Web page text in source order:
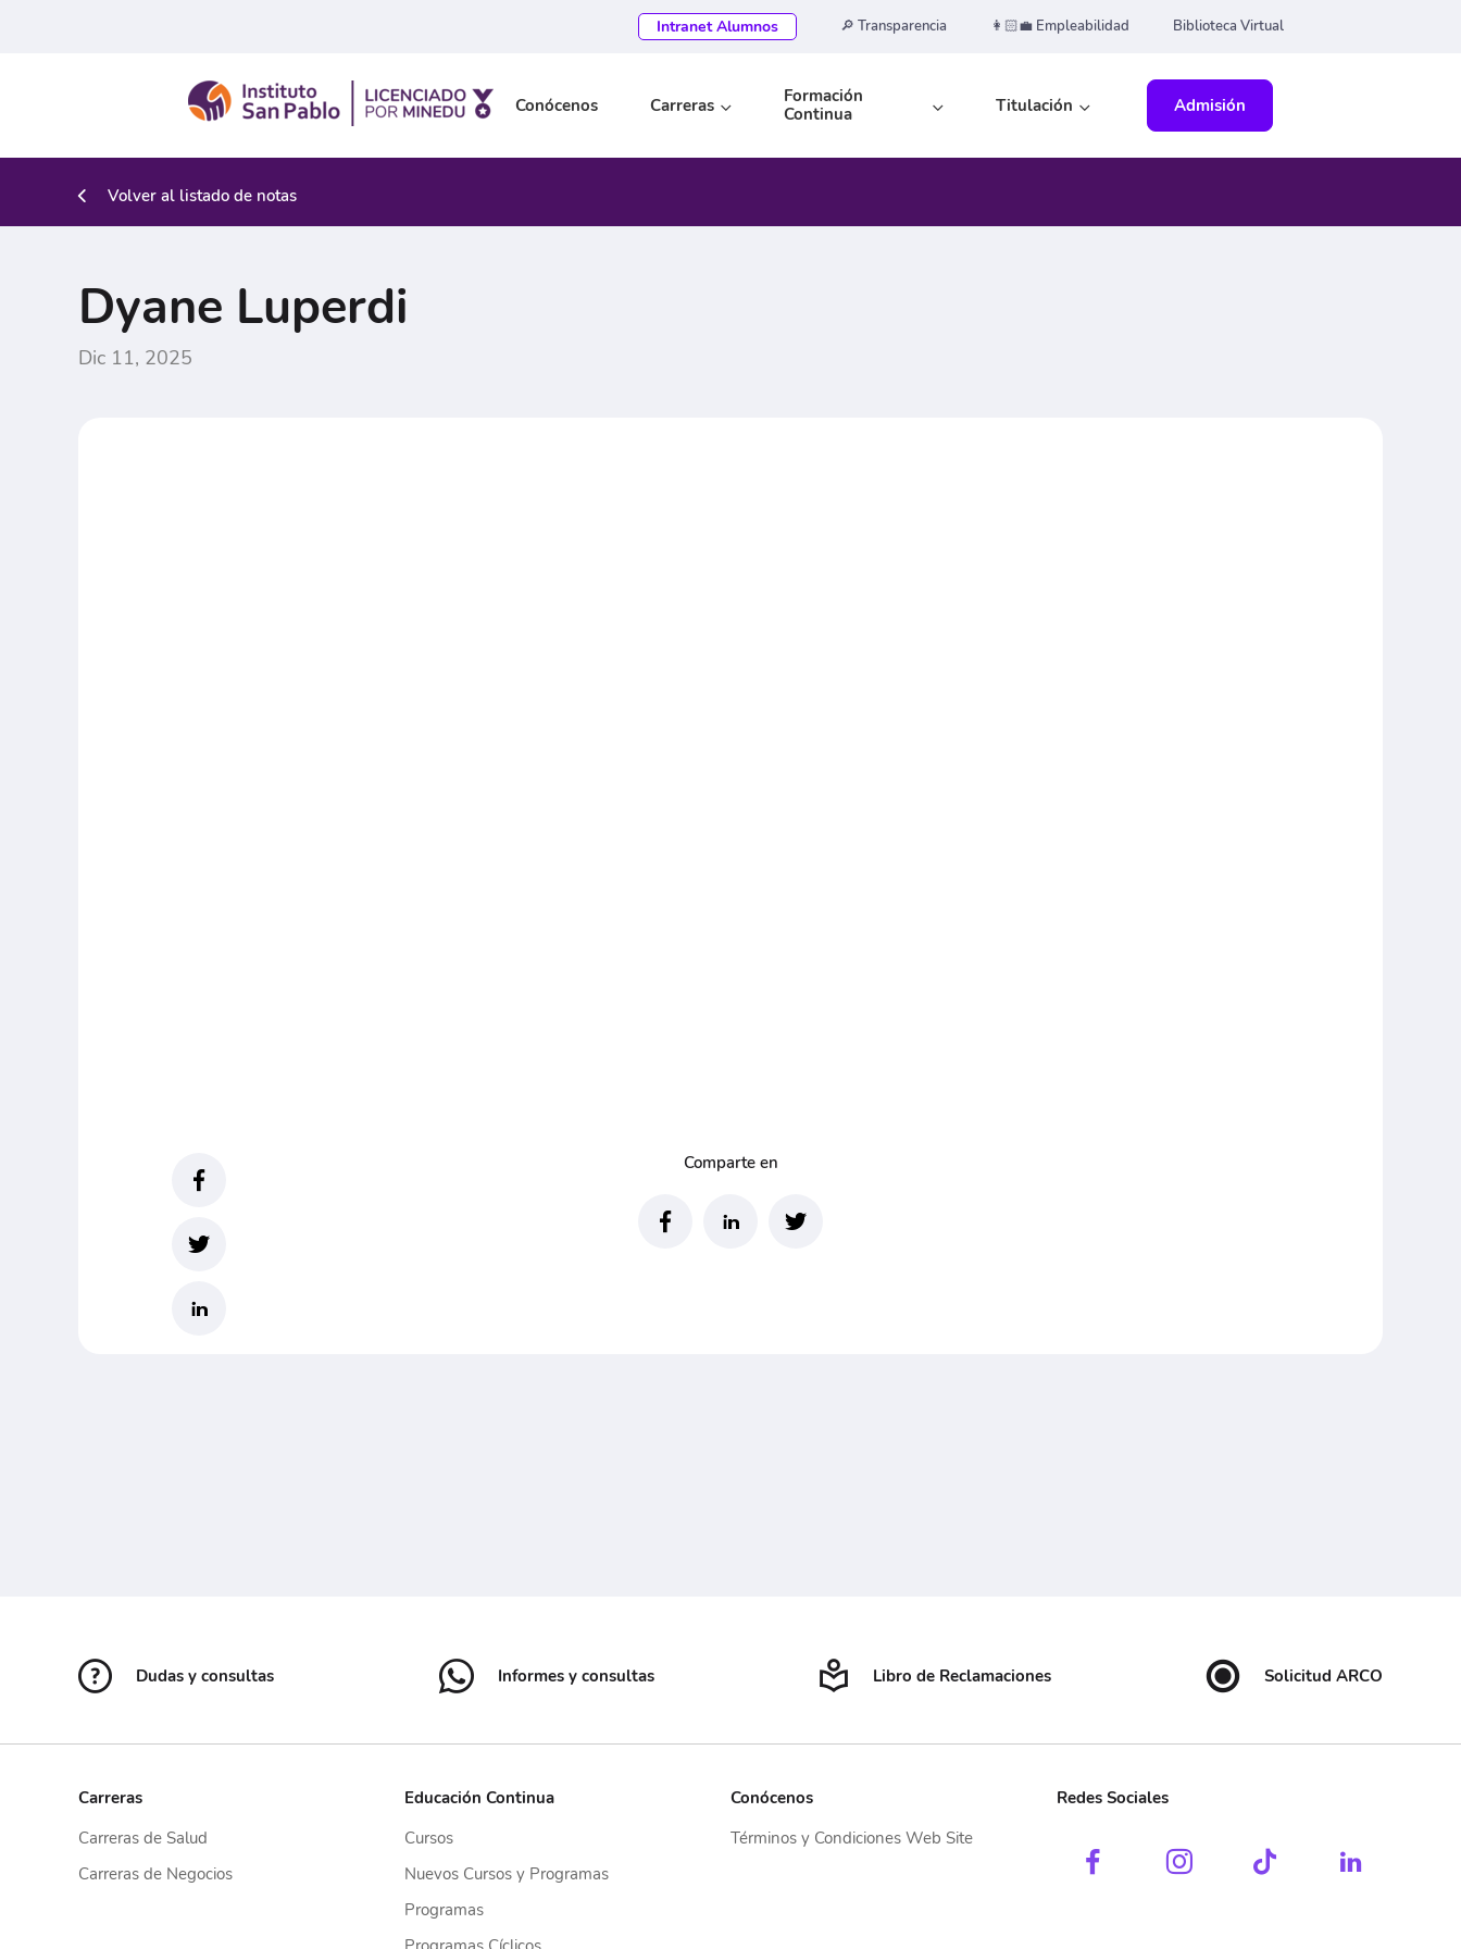
Intranet Alumnos 🔎 Transparencia 👩🏻‍💼 Empleabilidad Biblioteca Virtual
Conócenos Carreras
Formación
Continua
Titulación Admisión
Volver al listado de notas
Dyane Luperdi
Dic 11, 2025
Comparte en
Dudas y consultas Informes y consultas Libro de Reclamaciones Solicitud ARCO
Carreras
Carreras de Salud
Carreras de Negocios
Educación Continua
Cursos
Nuevos Cursos y Programas
Programas
Conócenos
Términos y Condiciones Web Site
Redes Sociales